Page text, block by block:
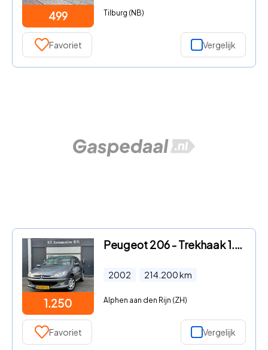
499 Tilburg (NB)
Favoriet Vergelijk
1.250
Peugeot 206 - Trekhaak 1.4 5Drs
2002 214.200km
Alphen aan den Rijn (ZH)
Favoriet Vergelijk